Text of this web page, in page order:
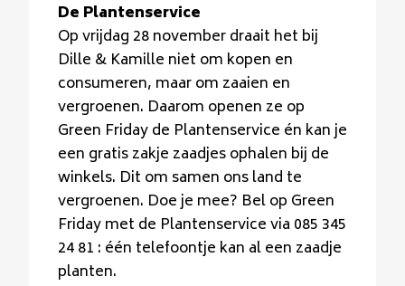
De Plantenservice
Op vrijdag 28 november draait het bij
Dille & Kamille niet om kopen en
consumeren, maar om zaaien en
vergroenen. Daarom openen ze op
Green Friday de Plantenservice én kan je
een gratis zakje zaadjes ophalen bij de
winkels. Dit om samen ons land te
vergroenen. Doe je mee? Bel op Green
Friday met de Plantenservice via 085 345
24 81 : één telefoontje kan al een zaadje
planten.